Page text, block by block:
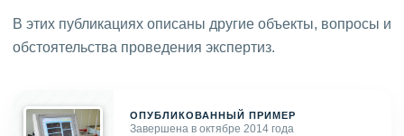
В этих публикациях описаны другие объекты, вопросы и
обстоятельства проведения экспертиз.
ОПУБЛИКОВАННЫЙ ПРИМЕР
Завершена в октябре 2014 года